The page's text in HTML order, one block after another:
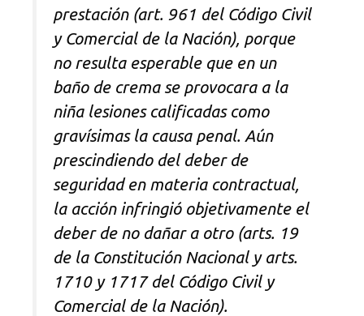
prestación (art. 961 del Código Civil
y Comercial de la Nación), porque
no resulta esperable que en un
baño de crema se provocara a la
niña lesiones calificadas como
gravísimas la causa penal. Aún
prescindiendo del deber de
seguridad en materia contractual,
la acción infringió objetivamente el
deber de no dañar a otro (arts. 19
de la Constitución Nacional y arts.
1710 y 1717 del Código Civil y
Comercial de la Nación).